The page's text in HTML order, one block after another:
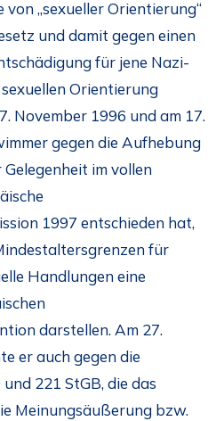
„sexueller Orientierung“
und damit gegen einen
für jene Nazi-
Orientierung
November 1996 und am 17.
gegen die Aufhebung
im vollen
1997 entschieden hat,
für
Handlungen eine
darstellen. Am 27.
er auch gegen die
221 StGB, die das
Meinungsäußerung bzw.